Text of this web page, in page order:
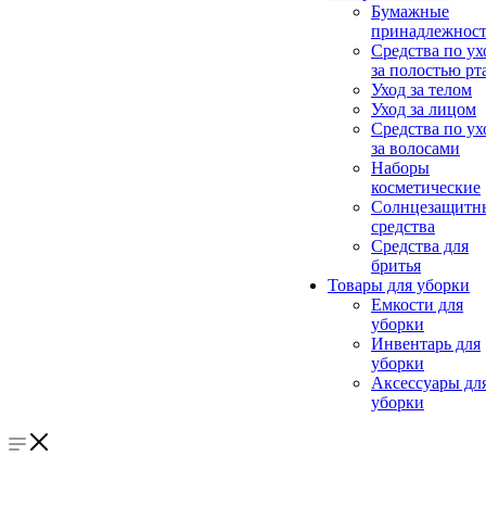
Бумажные
Средства по
за полостью
Уход за телом
Уход за лицом
Средства по
за волосами
Наборы
косметические
средства
Средства для
бритья
Товары для уборки
Емкости для
уборки
Инвентарь для
уборки
Аксессуары
уборки